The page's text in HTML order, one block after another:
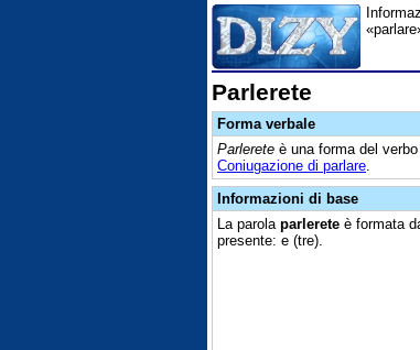
Parlerete
Forma verbale
Parlerete è una forma del verbo
Coniugazione di parlare
Informazioni di base
La parola parlerete è formata
presente: e (tre).